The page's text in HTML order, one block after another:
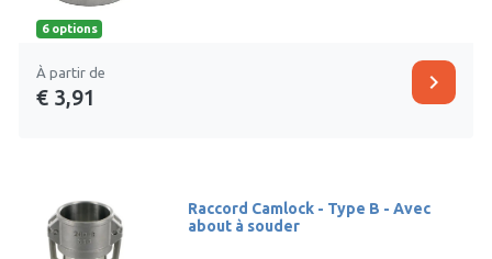
6 options
À partir de
€ 3,91
chevron_right
Raccord Camlock - Type B - Avec
about à souder